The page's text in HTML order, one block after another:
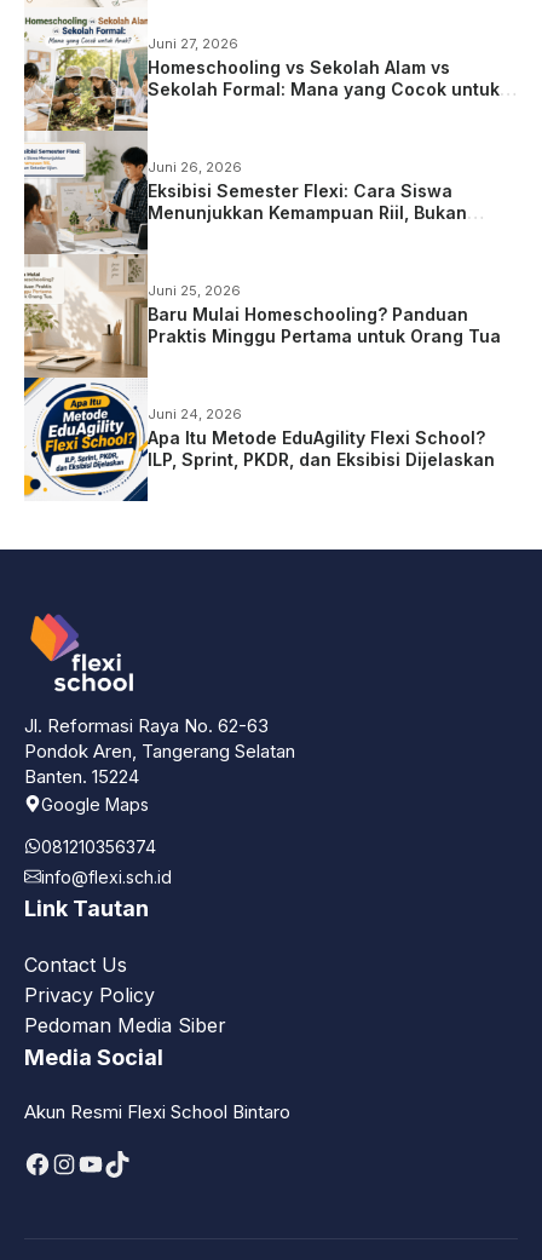
Juni 27, 2026
Homeschooling vs Sekolah Alam vs
Sekolah Formal: Mana yang Cocok untuk
Juni 26, 2026
Eksibisi Semester Flexi: Cara Siswa
Menunjukkan Kemampuan Riil, Bukan
Juni 25, 2026
Baru Mulai Homeschooling? Panduan
Praktis Minggu Pertama untuk Orang Tua
Juni 24, 2026
Apa Itu Metode EduAgility Flexi School?
ILP, Sprint, PKDR, dan Eksibisi Dijelaskan
Jl. Reformasi Raya No. 62-63
Pondok Aren, Tangerang Selatan
Banten. 15224
Google Maps
081210356374
info@flexi.sch.id
Link Tautan
Contact Us
Privacy Policy
Pedoman Media Siber
Media Social
Akun Resmi Flexi School Bintaro
Facebook
Instagram
YouTube
TikTok